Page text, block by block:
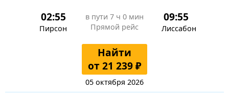
02:55
Пирсон
в пути 7 ч 0 мин
Прямой рейс
09:55
Лиссабон
Найти
от 21 239 ₽
05 октября 2026